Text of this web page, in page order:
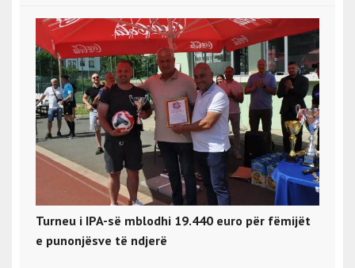
Turneu i IPA-së mblodhi 19.440 euro për fëmijët
e punonjësve të ndjerë